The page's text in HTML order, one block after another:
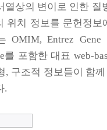
열상의 변이로 인한 질
위치 정보를 문헌정보
OMIM, Entrez Gene
를 포함한 대표 web-
, 구조적 정보들이 함
.